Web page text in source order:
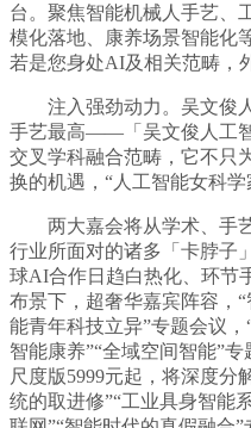
台。聚焦智能机械人手艺、
模化落地、康养场景智能化
若是您身处AI及相关范畴，
注入强劲动力。吴文俊人
手艺最高——「吴文俊人工
交叉学科融合范畴，它不只
换的机遇，“人工智能女科
两大嘉会将从学术、手
行业所面对的诸多「卡脖子
球AI合作日趋白热化、环节
布景下，超奢华嘉宾阵容，
能青年科技立异”专题会议
智能康养”“全域空间智能”专
尺度版5999元起，将深度分
统的取进修”“工业具身智能